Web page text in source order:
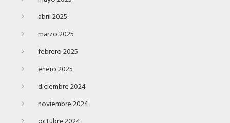
abril 2025
marzo 2025
febrero 2025
enero 2025
diciembre 2024
noviembre 2024